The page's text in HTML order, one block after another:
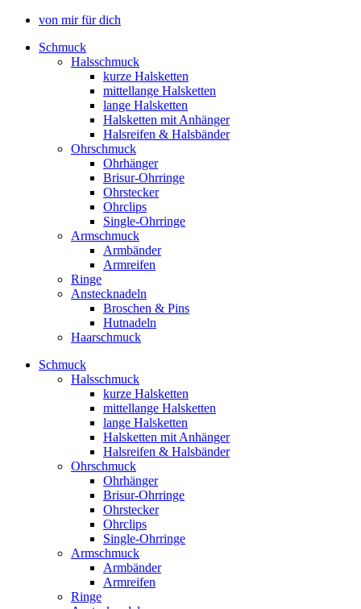
von mir für dich
Schmuck
Halsschmuck
kurze Halsketten
mittellange Halsketten
lange Halsketten
Halsketten mit Anhänger
Halsreifen & Halsbänder
Ohrschmuck
Ohrhänger
Brisur-Ohrringe
Ohrstecker
Ohrclips
Single-Ohrringe
Armschmuck
Armbänder
Armreifen
Ringe
Anstecknadeln
Broschen & Pins
Hutnadeln
Haarschmuck
Schmuck
Halsschmuck
kurze Halsketten
mittellange Halsketten
lange Halsketten
Halsketten mit Anhänger
Halsreifen & Halsbänder
Ohrschmuck
Ohrhänger
Brisur-Ohrringe
Ohrstecker
Ohrclips
Single-Ohrringe
Armschmuck
Armbänder
Armreifen
Ringe